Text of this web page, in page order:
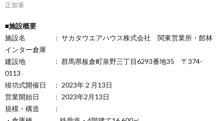
正加筆
■施設概要
施設名 ： サカタウエアハウス株式会社 関東営業所・館林
インター倉庫
建設地 ： 群馬県板倉町泉野三丁目6293番地35 〒374-
0113
竣功式開催日 ： 2023年２月13日
営業開始日 ： 2023年2月13日
規模・構造 ：